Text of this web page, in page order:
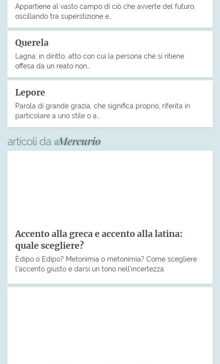
Appartiene al vasto campo di ciò che avverte del futuro,
oscillando tra superstizione e…
Querela
Lagna; in diritto, atto con cui la persona che si ritiene
offesa da un reato non…
Lepore
Parola di grande grazia, che significa proprio, riferita in
particolare a uno stile o a…
articoli da
Accento alla greca e accento alla latina:
quale scegliere?
Èdipo o Edìpo? Metonìmia o metonimìa? Come scegliere
l’accento giusto e darsi un tono nell’incertezza